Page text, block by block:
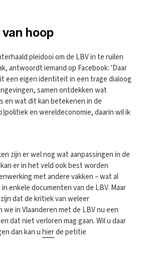
van hoop
pleidooi om de LBV in te ruilen
antwoordt iemand op Facebook: 'Daar
een eigen identiteit in een trage dialoog
samen ontdekken wat
en wat dit kan betekenen in de
en wereldeconomie, daarin wil ik
zijn er wel nog wat aanpassingen in de
er in het veld ook best worden
met andere vakken – wat al
enkele documenten van de LBV. Maar
dat de kritiek van weleer
in Vlaanderen met de LBV nu een
dat niet verloren mag gaan. Wil u daar
dan kan uhierde petitie